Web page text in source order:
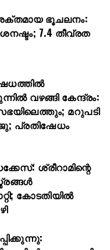
ഭൂചലനം:
7.4 തീവ്രത
വഴങ്ങി കേന്ദ്രം:
മറുപടി
പ്രതിഷേധം
ശ്രീറാമിന്റെ
കോടതിയിൽ